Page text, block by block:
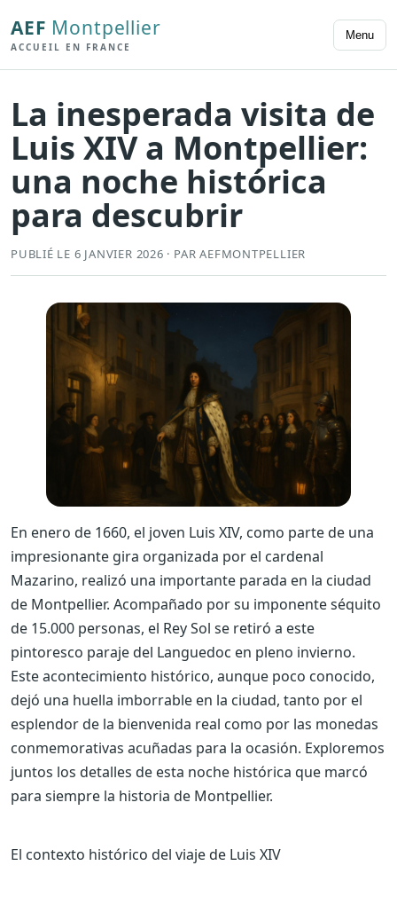
AEF Montpellier
ACCUEIL EN FRANCE
Menu
La inesperada visita de
Luis XIV a Montpellier:
una noche histórica
para descubrir
PUBLIÉ LE 6 JANVIER 2026 · PAR AEFMONTPELLIER
En enero de 1660, el joven Luis XIV, como parte de una
impresionante gira organizada por el cardenal
Mazarino, realizó una importante parada en la ciudad
de Montpellier. Acompañado por su imponente séquito
de 15.000 personas, el Rey Sol se retiró a este
pintoresco paraje del Languedoc en pleno invierno.
Este acontecimiento histórico, aunque poco conocido,
dejó una huella imborrable en la ciudad, tanto por el
esplendor de la bienvenida real como por las monedas
conmemorativas acuñadas para la ocasión. Exploremos
juntos los detalles de esta noche histórica que marcó
para siempre la historia de Montpellier.
El contexto histórico del viaje de Luis XIV